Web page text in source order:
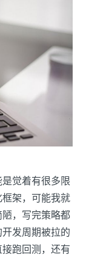
觉着有很多限
架，可能我就
，写完策略都
发周期被拉的
跑回测，还有